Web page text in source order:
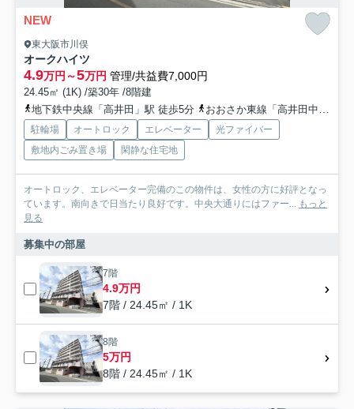
NEW
東大阪市川俣
オークハイツ
4.9万円～5万円 管理/共益費7,000円
24.45㎡ (1K) /築30年 /8階建
地下鉄中央線「高井田」駅 徒歩5分
おおさか東線「高井田中央」駅 徒歩6分
駐輪場 オートロック エレベーター
光ファイバー
敷地内ごみ置き場
閑静な住宅地
オートロック、エレベーター完備のこの物件は、女性の方に好評となっ
ています。南向きで日当たり良好です。中央大通りにはファー...
もっと
見る
募集中の部屋
7階
4.9万円
7階 / 24.45㎡ / 1K
8階
5万円
8階 / 24.45㎡ / 1K